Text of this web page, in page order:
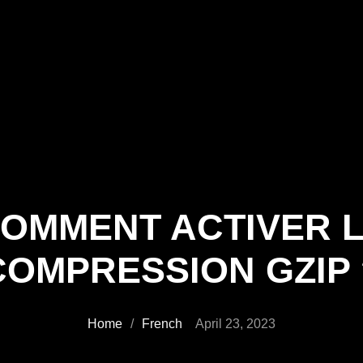
ACTIVER
GZIP
Home / French April 23, 2023